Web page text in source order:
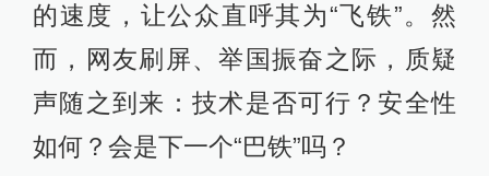
的速度，让公众直呼其为“飞铁”。然
而，网友刷屏、举国振奋之际，质疑
声随之到来：技术是否可行？安全性
如何？会是下一个“巴铁”吗？